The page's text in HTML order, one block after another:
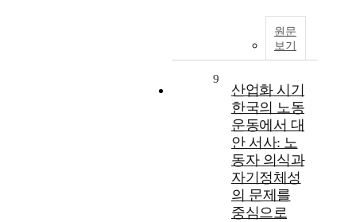
원문
보기
9
산업화 시기
한국의 노동
운동에서 대
안 서사: 노
동자 의식과
자기정체성
의 문제를
중심으로